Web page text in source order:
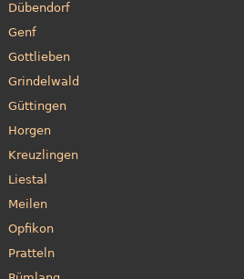
Dübendorf
Genf
Gottlieben
Grindelwald
Güttingen
Horgen
Kreuzlingen
Liestal
Meilen
Opfikon
Pratteln